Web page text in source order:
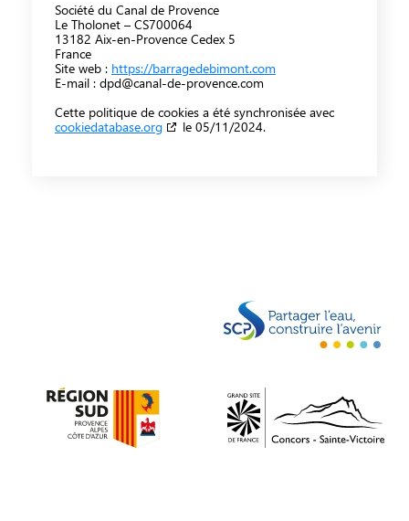
Société du Canal de Provence
Le Tholonet – CS700064
13182 Aix-en-Provence Cedex 5
France
Site web : https://barragedebimont.com
E-mail : dpd@canal-de-provence.com
Cette politique de cookies a été synchronisée avec
cookiedatabase.org
le 05/11/2024.